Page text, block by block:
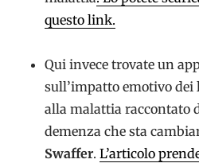
questo link.
Qui invece trovate un
sull’impatto emotivo
alla malattia raccontato
demenza che sta
Swaffer. L’articolo